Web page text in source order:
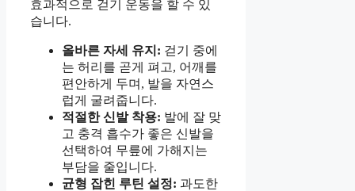
효과적으로 걷기 운동을 할 수 있
습니다.
올바른 자세 유지: 걷기 중에
는 허리를 곧게 펴고, 어깨를
편안하게 두며, 발을 자연스
럽게 굴려줍니다.
적절한 신발 착용: 발에 잘 맞
고 충격 흡수가 좋은 신발을
선택하여 무릎에 가해지는
부담을 줄입니다.
균형 잡힌 루틴 설정: 과도한